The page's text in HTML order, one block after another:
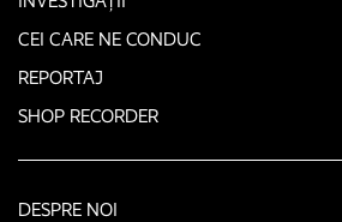
CEI CARE NE CONDUC
REPORTAJ
SHOP RECORDER
DESPRE NOI